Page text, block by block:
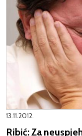
13.11.2012.
Ribić: Za